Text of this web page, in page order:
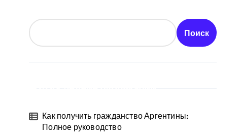
Поиск
Как получить гражданство Аргентины:
Полное руководство